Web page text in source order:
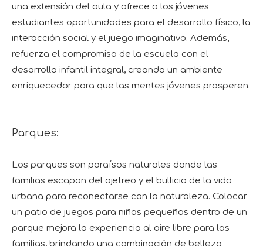
una extensión del aula y ofrece a los jóvenes
estudiantes oportunidades para el desarrollo físico, la
interacción social y el juego imaginativo. Además,
refuerza el compromiso de la escuela con el
desarrollo infantil integral, creando un ambiente
enriquecedor para que las mentes jóvenes prosperen.
Parques:
Los parques son paraísos naturales donde las
familias escapan del ajetreo y el bullicio de la vida
urbana para reconectarse con la naturaleza. Colocar
un patio de juegos para niños pequeños dentro de un
parque mejora la experiencia al aire libre para las
familias, brindando una combinación de belleza